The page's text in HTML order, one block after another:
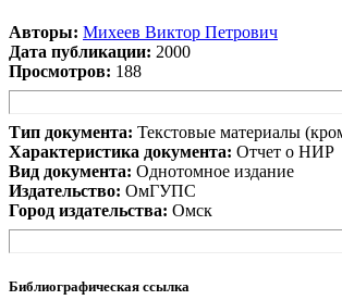
Авторы: Михеев Виктор Петрович
Дата публикации: 2000
Просмотров: 188
Тип документа: Текстовые материалы
Характеристика документа: Отчет о НИР
Вид документа: Однотомное издание
Издательство: ОмГУПС
Город издательства: Омск
Библиографическая ссылка